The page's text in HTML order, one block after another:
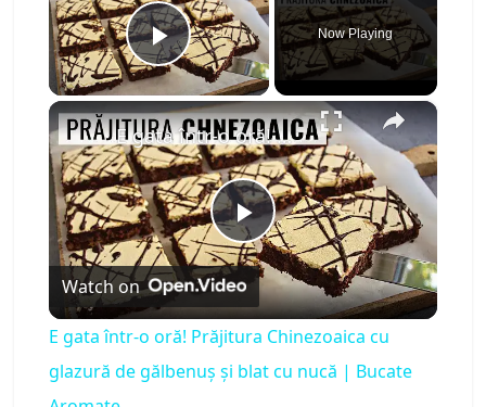
Play Video
Now Playing
×
P
l
a
E gata într-o oră! Prăjitura Chinezoaica cu glazură de gălbenuș și blat cu nucă | Bucate Aromate
Watch on
E gata într-o oră! Prăjitura Chinezoaica cu
glazură de gălbenuș și blat cu nucă | Bucate